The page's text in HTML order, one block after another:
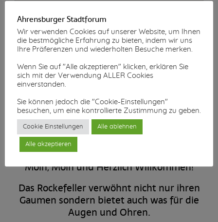
Moin, Moin und Herzlich Willkommen!
Das Rockefeller verwöhnt nicht nur ihren
Gaumen sondern bietet auch was für die
Augen und Ohren.
Ahrensburger Stadtforum
Wir verwenden Cookies auf unserer Website, um Ihnen
die bestmögliche Erfahrung zu bieten, indem wir uns
Ihre Präferenzen und wiederholten Besuche merken.
Wenn Sie auf "Alle akzeptieren" klicken, erklären Sie
sich mit der Verwendung ALLER Cookies
einverstanden.
Sie können jedoch die "Cookie-Einstellungen"
besuchen, um eine kontrollierte Zustimmung zu geben.
Cookie Einstellungen Alle ablehnen
Alle akzeptieren